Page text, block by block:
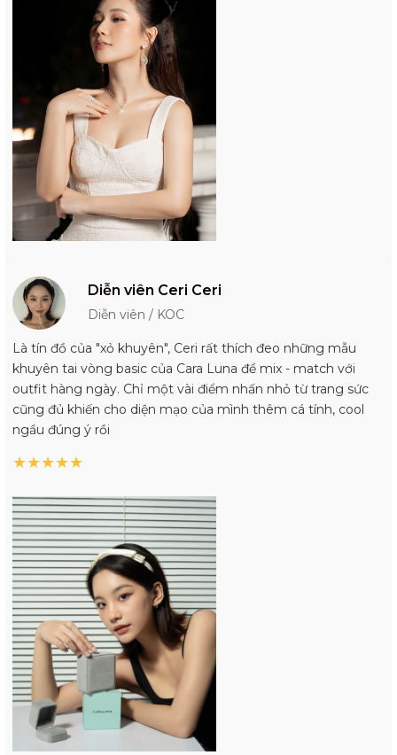
Diễn viên Ceri Ceri
Diễn viên / KOC
Là tín đồ của "xỏ khuyên", Ceri rất thích đeo những mẫu
khuyên tai vòng basic của Cara Luna để mix - match với
outfit hàng ngày. Chỉ một vài điểm nhấn nhỏ từ trang sức
cũng đủ khiến cho diện mạo của mình thêm cá tính, cool
ngầu đúng ý rồi
★★★★★